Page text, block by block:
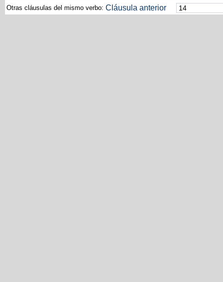
Otras cláusulas del mismo verbo: Cláusula anterior